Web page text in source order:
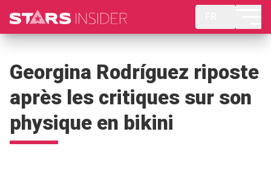
Georgina Rodríguez riposte
après les critiques sur son
physique en bikini